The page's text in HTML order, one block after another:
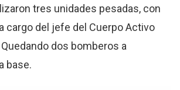
tres unidades pesadas, con
cargo del jefe del Cuerpo Activo
dos bomberos a
base.